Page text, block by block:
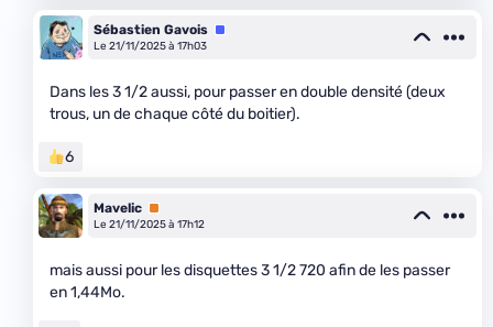
Sébastien Gavois Équipe
Le 21/11/2025 à 17h03
Dans les 3 1/2 aussi, pour passer en double densité (deux
trous, un de chaque côté du boitier).
6
Mavelic Premium
Le 21/11/2025 à 17h12
mais aussi pour les disquettes 3 1/2 720 afin de les passer
en 1,44Mo.